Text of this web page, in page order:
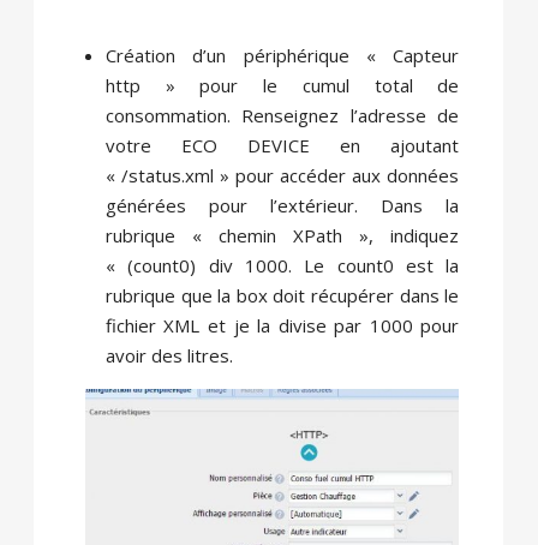
Création d’un périphérique « Capteur
http » pour le cumul total de
consommation. Renseignez l’adresse de
votre ECO DEVICE en ajoutant
« /status.xml » pour accéder aux données
générées pour l’extérieur. Dans la
rubrique « chemin XPath », indiquez
« (count0) div 1000. Le count0 est la
rubrique que la box doit récupérer dans le
fichier XML et je la divise par 1000 pour
avoir des litres.